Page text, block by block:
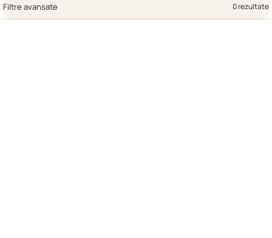
Filtre avansate 0 rezultate